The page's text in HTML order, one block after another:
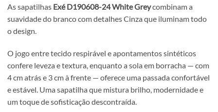
As sapatilhas Exé D190608-24 White Greycombinam a
suavidade do branco com detalhes Cinza que iluminam todo
o design.
O jogo entre tecido respirável e apontamentos sintéticos
confere leveza e textura, enquanto a sola em borracha — com
4 cm atrás e 3 cm à frente — oferece uma passada confortável
e estável. Uma sapatilha que mistura brilho, modernidade e
um toque de sofisticação descontraída.